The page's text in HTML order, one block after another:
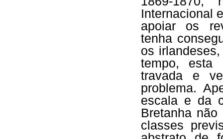
Internacional
apoiar os
tenha
os
tempo, esta
travada e
problema.
escala e da
Bretanha
classes